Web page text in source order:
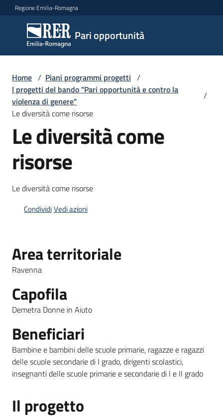
Vai al contenuto
Vai alla navigazione
Vai al footer
Regione Emilia-Romagna
Pari opportunità
Pari
opportunità
Argomenti
Novità
Servizi
Leggi
Atti
Piani
Programmi
Progetti
Seguici
su
Home / Piani programmi progetti /
I progetti del bando "Pari opportunità e contro la
violenza di genere"
/
Le diversità come risorse
Le diversità come
risorse
Le diversità come risorse
CondividiVedi azioni
Area territoriale
Ravenna
Capofila
Demetra Donne in Aiuto
Beneficiari
Bambine e bambini delle scuole primarie, ragazze e ragazzi
delle scuole secondarie di I grado, dirigenti scolastici,
insegnanti delle scuole primarie e secondarie di I e II grado
Il progetto